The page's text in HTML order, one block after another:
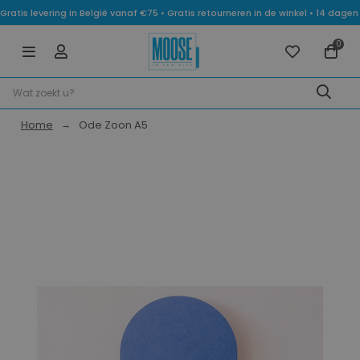
Gratis levering in België vanaf €75 • Gratis retourneren in de winkel • 14
0
Home Ode Zoon A5